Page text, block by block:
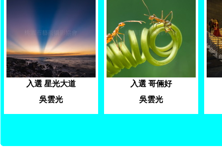
入選 星光大道
吳雲光
入選 哥倆好
吳雲光